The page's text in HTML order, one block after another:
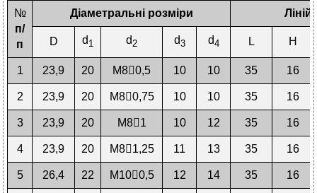
№
п/
п
Діаметральні розміри
D d 1 d2 d3 d4 L H
1 23,9 20 М80,5 10 10 35 16
2 23,9 20 М80,75 10 10 35 16
3 23,9 20 М81 10 12 35 16
4 23,9 20 М81,25 11 13 35 16
5 26,4 22 М100,5 12 14 35 16